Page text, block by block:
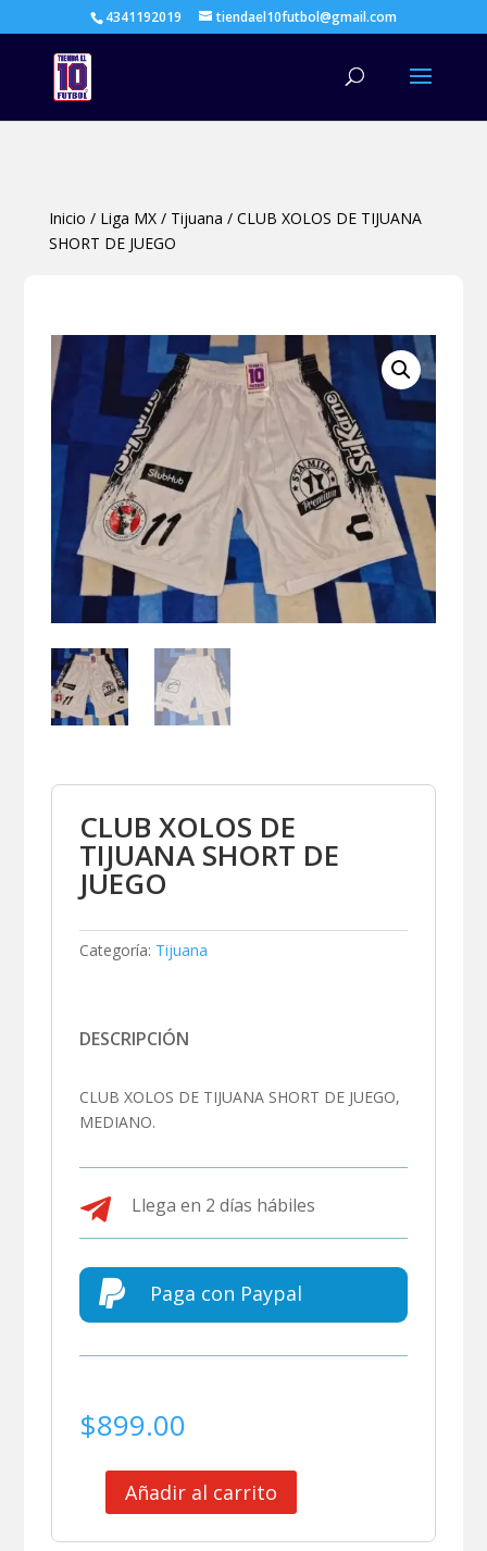
4341192019 tiendael10futbol@gmail.com
Inicio / Liga MX/ Tijuana / CLUB XOLOS DE TIJUANA
SHORT DE JUEGO
CLUB XOLOS DE
TIJUANA SHORT DE
JUEGO
Categoría: Tijuana
DESCRIPCIÓN
CLUB XOLOS DE TIJUANA SHORT DE JUEGO,
MEDIANO.
 Llega en 2 días hábiles
 Paga con Paypal
$899.00
Añadir al carrito